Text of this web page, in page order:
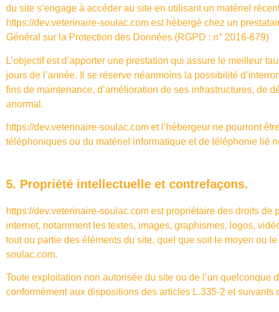
du site s’engage à accéder au site en utilisant un matériel
https://dev.veterinaire-soulac.com est hébergé chez un
Général sur la Protection des Données (RGPD : n° 2016-679)
L’objectif est d’apporter une prestation qui assure le meilleur
jours de l’année. Il se réserve néanmoins la possibilité
fins de maintenance, d’amélioration de ses infrastructures, de
anormal.
https://dev.veterinaire-soulac.com et l’hébergeur ne pourront
téléphoniques ou du matériel informatique et de téléphonie lié
5. Propriété intellectuelle et contrefaçons.
https://dev.veterinaire-soulac.com est propriétaire des droits de
internet, notamment les textes, images, graphismes, logos,
tout ou partie des éléments du site, quel que soit le moyen ou
soulac.com.
Toute exploitation non autorisée du site ou de l’un quelconque
conformément aux dispositions des articles L.335-2 et suivants